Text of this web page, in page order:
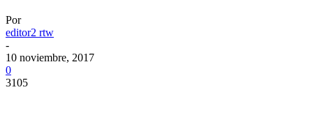
Por
editor2 rtw
-
10 noviembre, 2017
0
3105